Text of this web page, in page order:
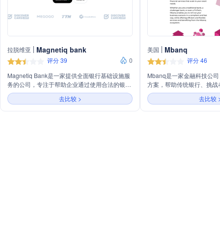
拉脱维亚 Magnetiq bank
评分 39
0
Magnetiq Bank是一家提供全面银行基础设施服
务的公司，专注于帮助企业通过使用合法的银行
产品来增长业务并改善合作体验。公司提供多种
支付解决方案，支持超过100种货币的资金收
发，为电子商务提供支付方法整合服务，并提供
去比较 >
美国 Mbanq
评分 46
Mbanq是一家金融科技公
方案，帮助传统银行、挑
司快速、合规地部署数字
务包括嵌入式银行服务，
服务整合到现有业务结构
去比较